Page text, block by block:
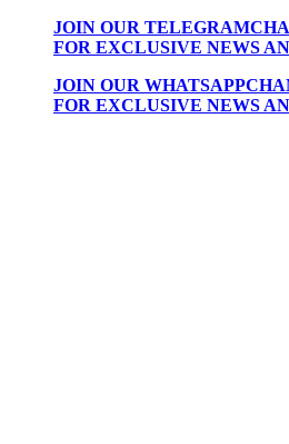
JOIN OUR
FOR EXCLUSIVE NEWS
JOIN OUR
FOR EXCLUSIVE NEWS